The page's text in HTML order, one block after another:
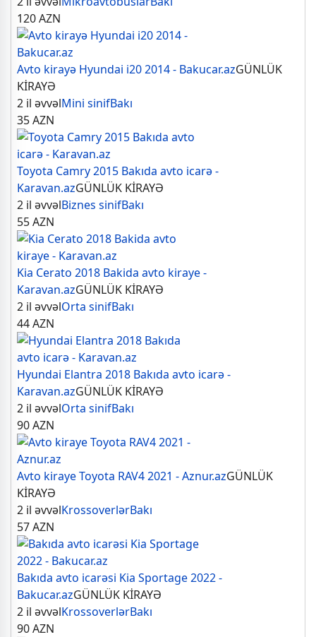
120AZN
Avto kirayə Hyundai i20 2014 - Bakucar.azGÜNLÜK
KİRAYƏ
2 il əvvəlMini sinifBakı
35AZN
Toyota Camry 2015 Bakıda avto icarə -
Karavan.azGÜNLÜK KİRAYƏ
2 il əvvəlBiznes sinifBakı
55AZN
Kia Cerato 2018 Bakida avto kiraye -
Karavan.azGÜNLÜK KİRAYƏ
2 il əvvəlOrta sinifBakı
44AZN
Hyundai Elantra 2018 Bakıda avto icarə -
Karavan.azGÜNLÜK KİRAYƏ
2 il əvvəlOrta sinifBakı
90AZN
Avto kiraye Toyota RAV4 2021 - Aznur.azGÜNLÜK
KİRAYƏ
2 il əvvəlKrossoverlərBakı
57AZN
Bakıda avto icarəsi Kia Sportage 2022 -
Bakucar.azGÜNLÜK KİRAYƏ
2 il əvvəlKrossoverlərBakı
90AZN